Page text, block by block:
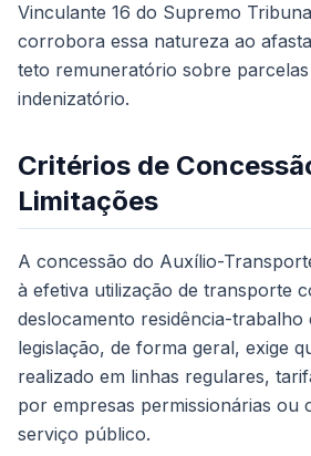
Vinculante 16 do Supremo
corrobora essa natureza ao
teto remuneratório sobre
indenizatório.
Critérios de
Limitações
A concessão do Auxílio-
à efetiva utilização de transporte
deslocamento residência-trabalho
legislação, de forma geral, exige
realizado em linhas regulares,
por empresas permissionárias ou
serviço público.